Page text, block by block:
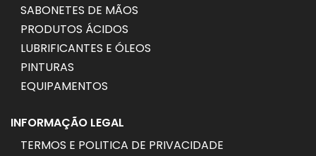
SABONETES DE MÃOS
PRODUTOS ÁCIDOS
LUBRIFICANTES E ÓLEOS
PINTURAS
EQUIPAMENTOS
INFORMAÇÃO LEGAL
TERMOS E POLITICA DE PRIVACIDADE